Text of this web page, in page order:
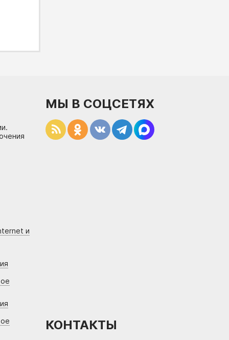
и
МЫ В СОЦСЕТЯХ
КОНТАКТЫ